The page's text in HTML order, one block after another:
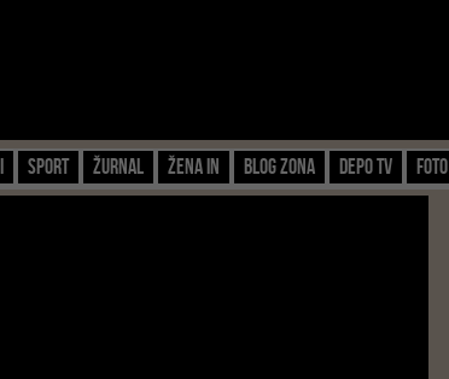
Sport Žurnal Žena IN Blog zona Depo TV FOTO